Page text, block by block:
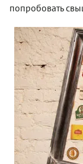
попробовать